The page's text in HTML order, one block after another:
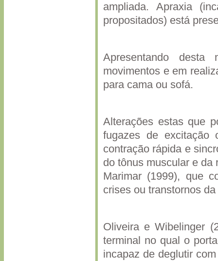
ampliada. Apraxia
propositados) está
Apresentando desta
movimentos e em
para cama ou sofá.
Alterações estas que
fugazes de excitação
contração rápida e
do tônus muscular e da
Marimar (1999), que
crises ou transtornos
Oliveira e Wibelinger
terminal no qual o
incapaz de deglutir